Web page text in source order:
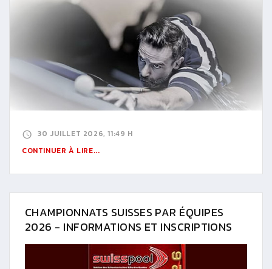
30 JUILLET 2026, 11:49 H
CONTINUER À LIRE...
CHAMPIONNATS SUISSES PAR ÉQUIPES
2026 - INFORMATIONS ET INSCRIPTIONS